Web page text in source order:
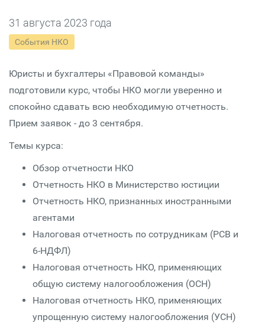
31 августа 2023 года
События НКО
Юристы и бухгалтеры «Правовой команды»
подготовили курс, чтобы НКО могли уверенно и
спокойно сдавать всю необходимую отчетность.
Прием заявок - до 3 сентября.
Темы курса:
Обзор отчетности НКО
Отчетность НКО в Министерство юстиции
Отчетность НКО, признанных иностранными
агентами
Налоговая отчетность по сотрудникам (РСВ и
6-НДФЛ)
Налоговая отчетность НКО, применяющих
общую систему налогообложения (ОСН)
Налоговая отчетность НКО, применяющих
упрощенную систему налогообложения (УСН)